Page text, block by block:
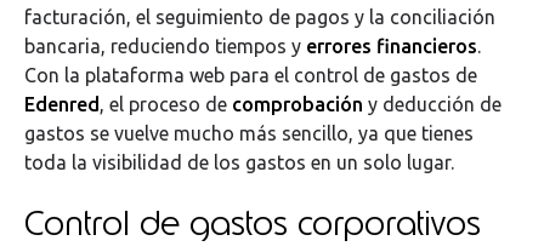
facturación, el seguimiento de pagos y la conciliación
bancaria, reduciendo tiempos y errores financieros
Con la plataforma web para el control de gastos de
Edenred , el proceso de comprobación y deducción de
gastos se vuelve mucho más sencillo, ya que tienes
toda la visibilidad de los gastos en un solo lugar.
Control de gastos corporativos